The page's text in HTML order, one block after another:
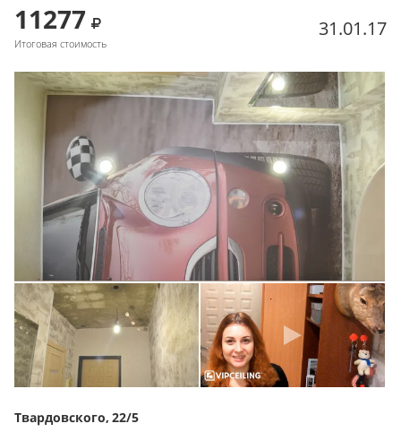
11277
Итоговая стоимость
31.01.17
Твардовского, 22/5